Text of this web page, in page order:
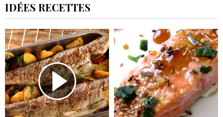
IDÉES RECETTES